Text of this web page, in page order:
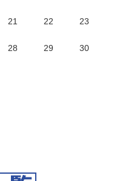
21 22 23
28 29 30